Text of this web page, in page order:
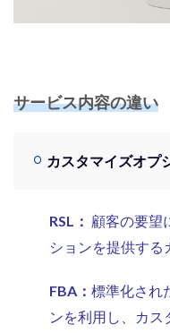
サービス内容の違い
カスタマイズオプ
RSL： 顧客の要望
ションを提供する
FBA： 標準化され
ンを利用し、カス